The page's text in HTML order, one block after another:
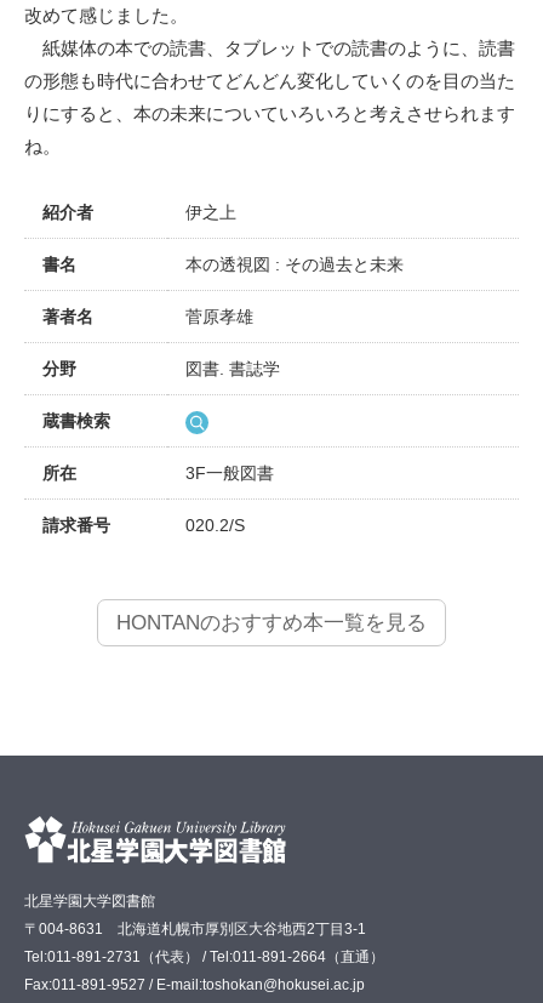
改めて感じました。
紙媒体の本での読書、タブレットでの読書のように、読書
の形態も時代に合わせてどんどん変化していくのを目の当た
りにすると、本の未来についていろいろと考えさせられます
ね。
紹介者 伊之上
書名 本の透視図 : その過去と未来
著者名 菅原孝雄
分野 図書. 書誌学
蔵書検索
所在 3F一般図書
請求番号 020.2/S
HONTANのおすすめ本一覧を見る
北星学園大学図書館
〒004-8631 北海道札幌市厚別区大谷地西2丁目3-1
Tel:011-891-2731（代表） / Tel:011-891-2664（直通）
Fax:011-891-9527 / E-mail:toshokan@hokusei.ac.jp